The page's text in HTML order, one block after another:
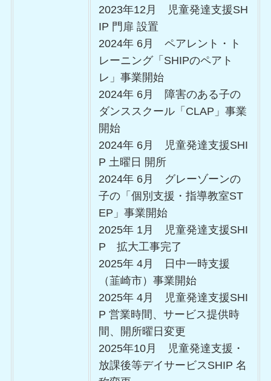
2023年12月 児童発達支援SH
IP 門扉 設置
2024年 6月 ペアレント・ト
レーニング「SHIPのペアト
レ」事業開始
2024年 6月 障害のある子の
ダンススクール「CLAP」事業
開始
2024年 6月 児童発達支援SHI
P 土曜日 開所
2024年 6月 グレーゾーンの
子の「個別支援・指導教室ST
EP」事業開始
2025年 1月 児童発達支援SHI
P 拡大工事完了
2025年 4月 日中一時支援
（韮崎市）事業開始
2025年 4月 児童発達支援SHI
P 営業時間、サービス提供時
間、開所曜日変更
2025年10月 児童発達支援・
放課後等デイサービスSHIP 名